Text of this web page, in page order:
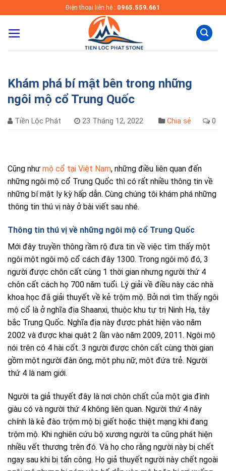
to
content
Điện thoại liên hệ : 0965.559.661
Khám phá bí mật bên trong những
ngôi mộ cổ Trung Quốc
Tiền Lộc Phát 23 Tháng 12, 2022 Chia sẻ 0
Cũng như mộ cổ tại Việt Nam, những điều liên quan đến
những ngôi mộ cổ Trung Quốc thì có rất nhiều thông tin về
những bí mật ly kỳ hấp dẫn. Cùng chúng tôi khám phá những
thông tin thú vị này ở bài viết sau nhé.
Thông tin thú vị về những ngôi mộ cổ Trung Quốc
Mới đây truyền thông rầm rộ đưa tin về việc tìm thấy một
ngôi một ngôi mộ cổ cách đây 1300. Trong ngôi mộ đó, 3
người được chôn cất cùng 1 thời gian nhưng người thứ 4
chôn cất cách họ 700 năm tuổi. Lý giải về điều này các nhà
khoa học đã giải thuyết về kẻ trộm mộ. Bởi nơi tìm thấy ngôi
mộ cổ là ở nghĩa địa Shaanxi, thuộc khu tự trị Ninh Hạ, tây
bắc Trung Quốc. Nghĩa địa này được phát hiện vào năm
2002 và được khai quật 2 lần vào năm 2009, 2011. Ngôi mộ
nói trên có 4 hài cốt. 3 người được chôn cất cùng thời gian
gồm một người đàn ông, một phụ nữ, một đứa trẻ. Người
thứ 4 là nam giới.
Người ta giả thuyết đây là nơi chôn chất của một gia đình
giàu có và người thứ 4 không liên quan. Người thứ 4 này
chính là kẻ đào trộm mộ bị giết hoặc thiệt mạng khi đang
trộm mộ. Khi nghiên cứu bộ xương người ta cũng phát hiện
nhiều vết thương trên đó. Và họ cho rằng người này bị chết
ngay sau khi bị tấn công. Họ giả thuyết người này chết ngoài